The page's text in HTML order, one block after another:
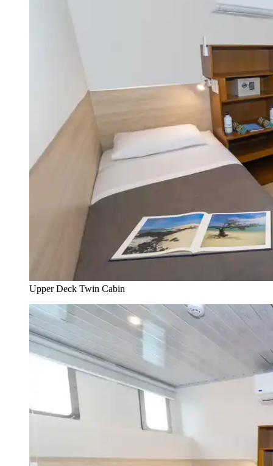
Upper Deck Twin Cabin